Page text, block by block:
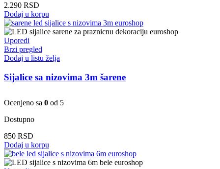
2.290 RSD
Dodaj u korpu
Uporedi
Brzi pregled
Dodaj u listu želja
Sijalice sa nizovima 3m šarene
Ocenjeno sa 0 od 5
Dostupno
850 RSD
Dodaj u korpu